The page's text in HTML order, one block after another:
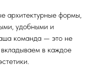
архитектурные формы,
удобными и
команда — это не
в каждое